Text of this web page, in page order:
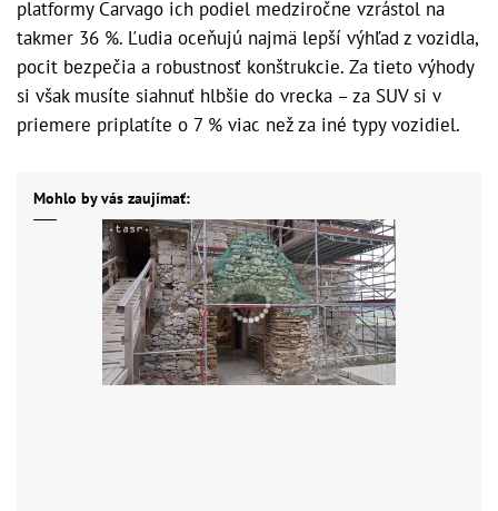
platformy Carvago ich podiel medziročne vzrástol na
takmer 36 %. Ľudia oceňujú najmä lepší výhľad z vozidla,
pocit bezpečia a robustnosť konštrukcie. Za tieto výhody
si však musíte siahnuť hlbšie do vrecka – za SUV si v
priemere priplatíte o 7 % viac než za iné typy vozidiel.
Mohlo by vás zaujímať: